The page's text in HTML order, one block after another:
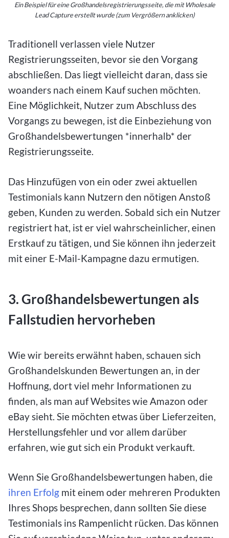
Ein Beispiel für eine Großhandelsregistrierungsseite, die mit Wholesale
Lead Capture erstellt wurde (zum Vergrößern anklicken)
Traditionell verlassen viele Nutzer
Registrierungsseiten, bevor sie den Vorgang
abschließen. Das liegt vielleicht daran, dass sie
woanders nach einem Kauf suchen möchten.
Eine Möglichkeit, Nutzer zum Abschluss des
Vorgangs zu bewegen, ist die Einbeziehung von
Großhandelsbewertungen *innerhalb* der
Registrierungsseite.
Das Hinzufügen von ein oder zwei aktuellen
Testimonials kann Nutzern den nötigen Anstoß
geben, Kunden zu werden. Sobald sich ein Nutzer
registriert hat, ist er viel wahrscheinlicher, einen
Erstkauf zu tätigen, und Sie können ihn jederzeit
mit einer E-Mail-Kampagne dazu ermutigen.
3. Großhandelsbewertungen als
Fallstudien hervorheben
Wie wir bereits erwähnt haben, schauen sich
Großhandelskunden Bewertungen an, in der
Hoffnung, dort viel mehr Informationen zu
finden, als man auf Websites wie Amazon oder
eBay sieht. Sie möchten etwas über Lieferzeiten,
Herstellungsfehler und vor allem darüber
erfahren, wie gut sich ein Produkt verkauft.
Wenn Sie Großhandelsbewertungen haben, die
ihren Erfolg mit einem oder mehreren Produkten
Ihres Shops besprechen, dann sollten Sie diese
Testimonials ins Rampenlicht rücken. Das können